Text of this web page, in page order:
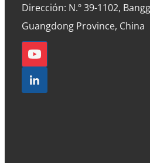
Dirección: N.º 39-1102,
Guangdong Province, China